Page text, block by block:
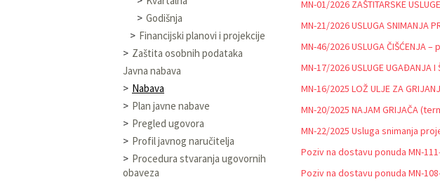
Godišnja
Financijski planovi i projekcije
Zaštita osobnih podataka
Javna nabava
Nabava
Plan javne nabave
Pregled ugovora
Profil javnog naručitelja
Procedura stvaranja ugovornih
obaveza
MN-01/2026 ZAŠTITARSKE
MN-21/2026 USLUGA SNIMANJA
MN-46/2026 USLUGA ČIŠĆENJA
MN-17/2026 USLUGE UGAĐANJA
MN-16/2025 LOŽ ULJE ZA
MN-20/2025 NAJAM GRIJAČA
MN-22/2025 Usluga snimanja
Poziv na dostavu ponuda MN-
Poziv na dostavu ponuda MN-